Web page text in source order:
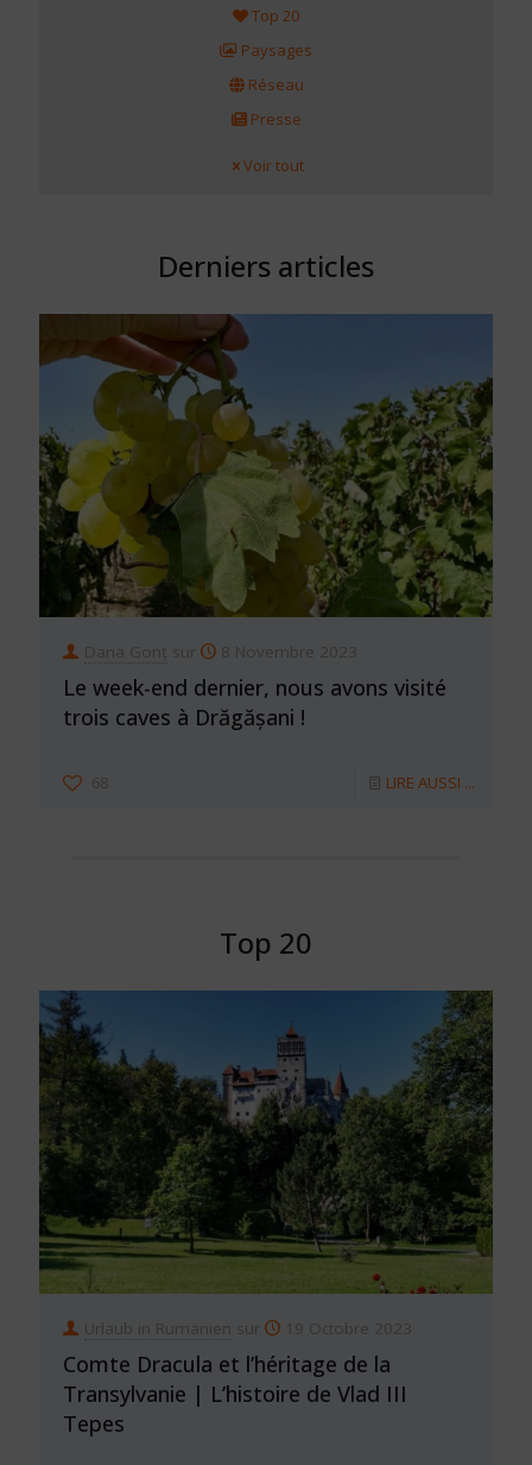
Top 20
Paysages
Réseau
Presse
Voir tout
Derniers articles
Dana Gonț sur 8 Novembre 2023
Le week-end dernier, nous avons visité
trois caves à Drăgășani !
68 LIRE AUSSI ...
Top 20
Urlaub in Rumänien sur 19 Octobre 2023
Comte Dracula et l’héritage de la
Transylvanie | L’histoire de Vlad III
Tepes